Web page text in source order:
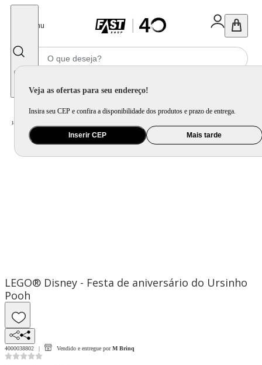
Menu
Veja as ofertas para seu endereço!
Insira seu CEP e confira a disponibilidade dos produtos e prazo de entrega.
Inserir CEP Mais tarde
Home
LEGO® Disney - Festa de aniversário do Ursinho
Pooh
4000038802 Vendido e entregue por M Brinq